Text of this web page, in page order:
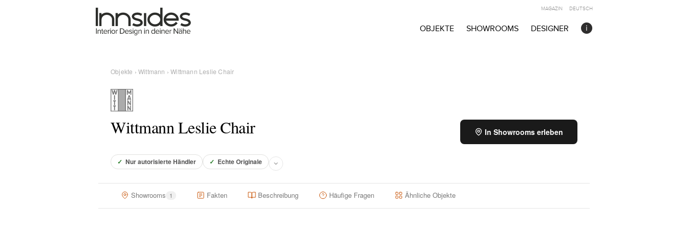
OBJEKTE SHOWROOMS DESIGNER
MAGAZIN DEUTSCH
Objekte ›Wittmann › Wittmann Leslie Chair
Wittmann Leslie Chair In Showrooms erleben
✓ Nur autorisierte Händler ✓ Echte Originale
Showrooms 1 Fakten Beschreibung Häufige Fragen Ähnliche Objekte